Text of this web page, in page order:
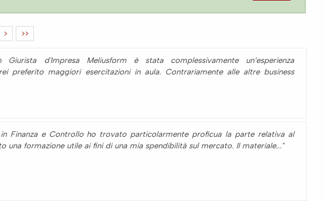
> >>
d'Impresa Meliusform è stata complessivamente un’esperienza
preferito maggiori esercitazioni in aula. Contrariamente alle altre business
in Finanza e Controllo ho trovato particolarmente proficua la parte relativa al
una formazione utile ai fini di una mia spendibilità sul mercato. Il materiale..."